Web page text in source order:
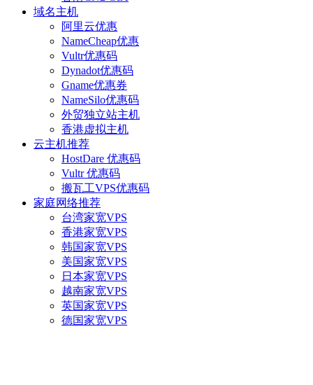
域名主机
阿里云优惠
NameCheap优惠
Vultr优惠码
Dynadot优惠码
Gname优惠券
NameSilo优惠码
外贸独立站主机
香港虚拟主机
云主机推荐
HostDare 优惠码
Vultr 优惠码
搬瓦工VPS优惠码
家庭网络推荐
台湾家宽VPS
香港家宽VPS
韩国家宽VPS
美国家宽VPS
日本家宽VPS
越南家宽VPS
英国家宽VPS
德国家宽VPS